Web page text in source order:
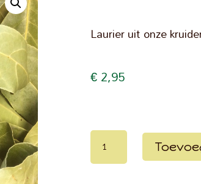
Laurier uit onze
€2,95
Laurier
aantal